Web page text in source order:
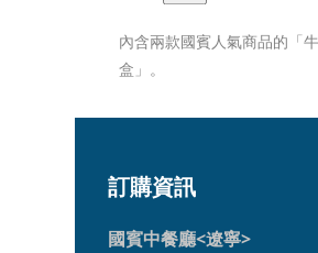
內含兩款國賓人氣商品的「
盒」。
訂購資訊
國賓中餐廳<遼寧>